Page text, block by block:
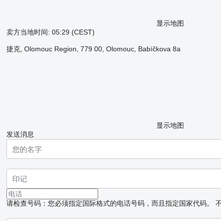
显示地图
卖方当地时间: 05:29 (CEST)
捷克, Olomouc Region, 779 00, Olomouc, Babíčkova 8a
显示地图
发送消息
请检查号码：您必须指定国际格式的电话号码，而且指定国家代码。